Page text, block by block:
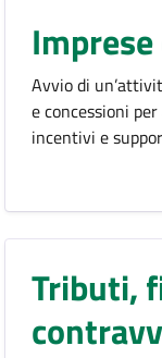
Avvio di
e concessioni
incentivi e
Tributi,